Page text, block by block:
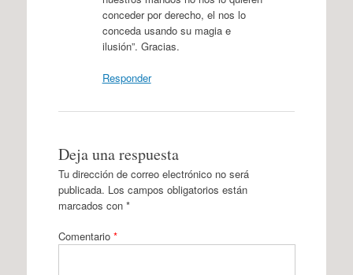
conceder por derecho, el nos lo
conceda usando su magia e
ilusión”. Gracias.
Responder
Deja una respuesta
Tu dirección de correo electrónico no será
publicada. Los campos obligatorios están
marcados con *
Comentario *